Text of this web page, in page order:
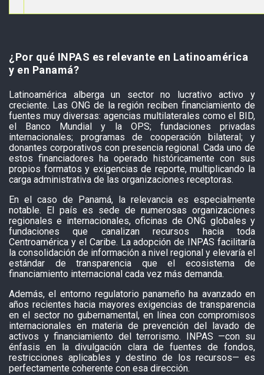
¿Por qué INPAS es relevante en Latinoamérica
y en Panamá?
Latinoamérica alberga un sector no lucrativo activo y
creciente. Las ONG de la región reciben financiamiento de
fuentes muy diversas: agencias multilaterales como el BID,
el Banco Mundial y la OPS; fundaciones privadas
internacionales; programas de cooperación bilateral; y
donantes corporativos con presencia regional. Cada uno de
estos financiadores ha operado históricamente con sus
propios formatos y exigencias de reporte, multiplicando la
carga administrativa de las organizaciones receptoras.
En el caso de Panamá, la relevancia es especialmente
notable. El país es sede de numerosas organizaciones
regionales e internacionales, oficinas de ONG globales y
fundaciones que canalizan recursos hacia toda
Centroamérica y el Caribe. La adopción de INPAS facilitaría
la consolidación de información a nivel regional y elevaría el
estándar de transparencia que el ecosistema de
financiamiento internacional cada vez más demanda.
Además, el entorno regulatorio panameño ha avanzado en
años recientes hacia mayores exigencias de transparencia
en el sector no gubernamental, en línea con compromisos
internacionales en materia de prevención del lavado de
activos y financiamiento del terrorismo. INPAS —con su
énfasis en la divulgación clara de fuentes de fondos,
restricciones aplicables y destino de los recursos— es
perfectamente coherente con esa dirección.